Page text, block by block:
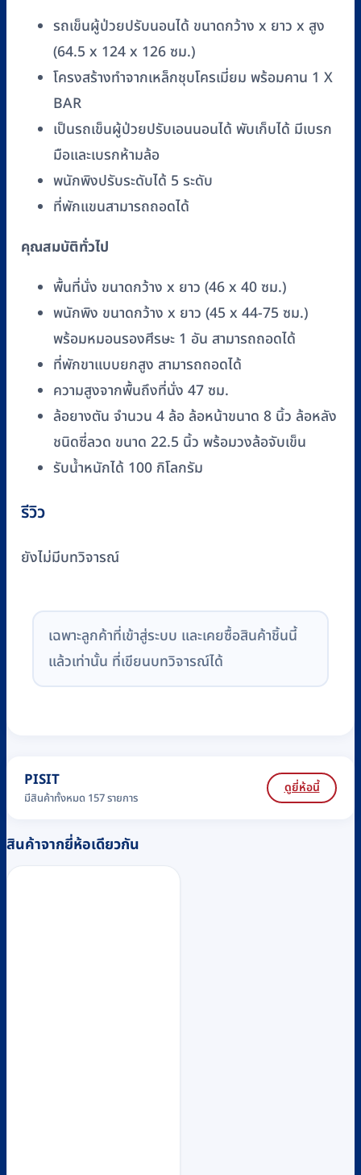
รถเข็นผู้ป่วยปรับนอนได้ ขนาดกว้าง x ยาว x สูง
(64.5 x 124 x 126 ซม.)
โครงสร้างทำจากเหล็กชุบโครเมี่ยม พร้อมคาน 1 X
BAR
เป็นรถเข็นผู้ป่วยปรับเอนนอนได้ พับเก็บได้ มีเบรก
มือและเบรกห้ามล้อ
พนักพิงปรับระดับได้ 5 ระดับ
ที่พักแขนสามารถถอดได้
คุณสมบัติทั่วไป
พื้นที่นั่ง ขนาดกว้าง x ยาว (46 x 40 ซม.)
พนักพิง ขนาดกว้าง x ยาว (45 x 44-75 ซม.)
พร้อมหมอนรองศีรษะ 1 อัน สามารถถอดได้
ที่พักขาแบบยกสูง สามารถถอดได้
ความสูงจากพื้นถึงที่นั่ง 47 ซม.
ล้อยางตัน จำนวน 4 ล้อ ล้อหน้าขนาด 8 นิ้ว ล้อหลัง
ชนิดซี่ลวด ขนาด 22.5 นิ้ว พร้อมวงล้อจับเข็น
รับน้ำหนักได้ 100 กิโลกรัม
รีวิว
ยังไม่มีบทวิจารณ์
เฉพาะลูกค้าที่เข้าสู่ระบบ และเคยซื้อสินค้าชิ้นนี้
แล้วเท่านั้น ที่เขียนบทวิจารณ์ได้
PISIT
มีสินค้าทั้งหมด 157 รายการ
ดูยี่ห้อนี้
สินค้าจากยี่ห้อเดียวกัน